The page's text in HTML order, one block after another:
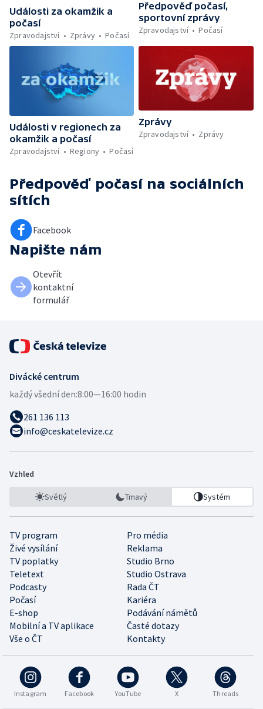
Události za okamžik a
počasí
Zpravodajství
Zprávy Počasí
Předpověď počasí,
sportovní zprávy
Zpravodajství
Počasí
Události v regionech za
okamžik a počasí
Zpravodajství
Regiony Počasí
Zprávy
Zpravodajství
Zprávy
Předpověď počasí na sociálních
sítích
Facebook
Napište nám
Otevřít
kontaktní
formulář
Divácké centrum
každý všední den:8:00—16:00 hodin
261 136 113
info@ceskatelevize.cz
Vzhled
Světlý Tmavý Systém
TV program
Pro média
Živé vysílání
Reklama
TV poplatky
Studio Brno
Teletext
Studio Ostrava
Podcasty
Rada ČT
Počasí
Kariéra
E-shop
Podávání námětů
Mobilní a TV aplikace
Časté dotazy
Vše o ČT
Kontakty
Instagram Facebook YouTube X Threads